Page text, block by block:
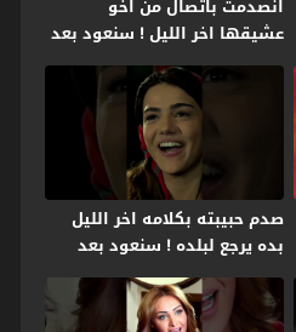
انصدمت باتصال من اخو
عشيقها اخر الليل ! سنعود بعد
قليل
صدم حبيبته بكلامه اخر الليل
بده يرجع لبلده ! سنعود بعد
قليل